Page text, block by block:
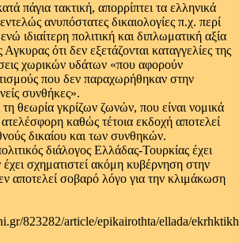
πάγια τακτική, απορρίπτει τα ελληνικά
ανυπόστατες δικαιολογίες π.χ. περί
ιδιαίτερη πολιτική και διπλωματική αξία
Αγκυρας ότι δεν εξετάζονται καταγγελίες της
χωρικών υδάτων «που αφορούν
που δεν παραχωρήθηκαν στην
συνθήκες».
θεωρία γκρίζων ζωνών, που είναι νομικά
καθώς τέτοια εκδοχή αποτελεί
δικαίου και των συνθηκών.
διάλογος Ελλάδας-Τουρκίας έχει
σχηματιστεί ακόμη κυβέρνηση στην
αποτελεί σοβαρό λόγο για την κλιμάκωση
823282/article/epikairothta/ellada/